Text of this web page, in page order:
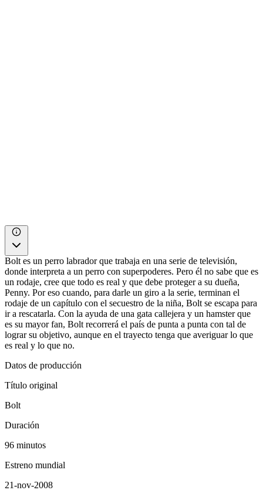
Bolt es un perro labrador que trabaja en una serie de televisión,
donde interpreta a un perro con superpoderes. Pero él no sabe que es
un rodaje, cree que todo es real y que debe proteger a su dueña,
Penny. Por eso cuando, para darle un giro a la serie, terminan el
rodaje de un capítulo con el secuestro de la niña, Bolt se escapa para
ir a rescatarla. Con la ayuda de una gata callejera y un hamster que
es su mayor fan, Bolt recorrerá el país de punta a punta con tal de
lograr su objetivo, aunque en el trayecto tenga que averiguar lo que
es real y lo que no.
Datos de producción
Título original
Bolt
Duración
96 minutos
Estreno mundial
21-nov-2008